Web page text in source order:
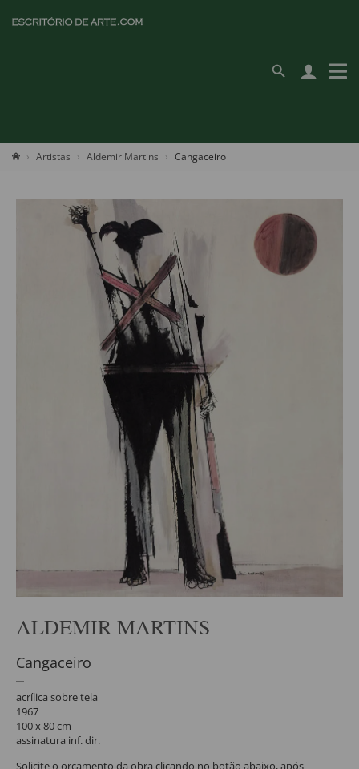
Artistas Aldemir Martins Cangaceiro
ALDEMIR MARTINS
Cangaceiro
acrílica sobre tela
1967
100 x 80 cm
assinatura inf. dir.
Solicite o orçamento da obra clicando no botão abaixo, após